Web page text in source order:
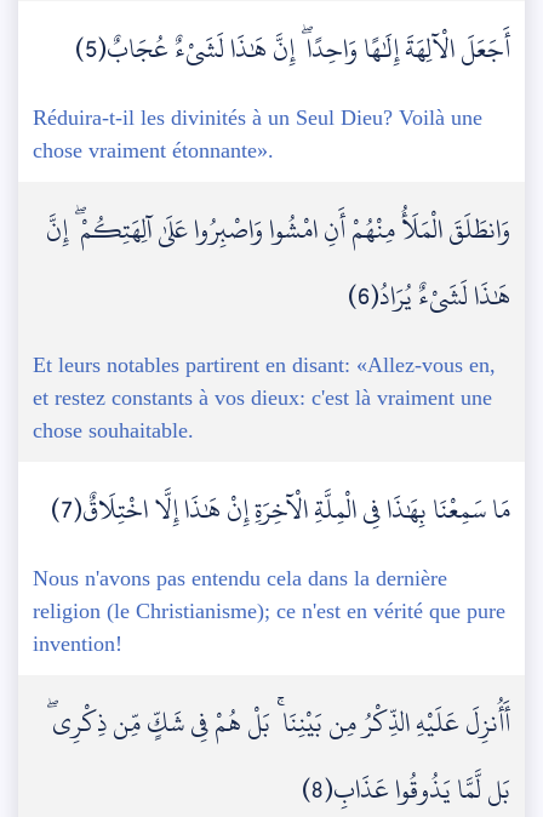
أَجَعَلَ الْآلِهَةَ إِلَٰهًا وَاحِدًا ۖ إِنَّ هَٰذَا لَشَيْءٌ عُجَابٌ(5)
Réduira-t-il les divinités à un Seul Dieu? Voilà une
chose vraiment étonnante».
وَانطَلَقَ الْمَلَأُ مِنْهُمْ أَنِ امْشُوا وَاصْبِرُوا عَلَىٰ آلِهَتِكُمْ ۖ إِنَّ
هَٰذَا لَشَيْءٌ يُرَادُ(6)
Et leurs notables partirent en disant: «Allez-vous en,
et restez constants à vos dieux: c'est là vraiment une
chose souhaitable.
مَا سَمِعْنَا بِهَٰذَا فِي الْمِلَّةِ الْآخِرَةِ إِنْ هَٰذَا إِلَّا اخْتِلَاقٌ(7)
Nous n'avons pas entendu cela dans la dernière
religion (le Christianisme); ce n'est en vérité que pure
invention!
أَأُنزِلَ عَلَيْهِ الذِّكْرُ مِن بَيْنِنَا ۚ بَلْ هُمْ فِي شَكٍّ مِّن ذِكْرِي ۖ
بَل لَّمَّا يَذُوقُوا عَذَابِ(8)